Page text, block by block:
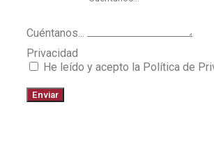
Cuéntanos...
Privacidad
He leído y acepto la Política de
Enviar